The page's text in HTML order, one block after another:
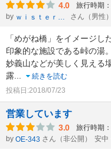
4.0 旅行時期
by
ｗｉｓｔｅｒｉａ さん（男性）
「めがね橋」をイメージし
印象的な施設である峠の湯。
妙義山などが美しく見える
露...
続きを読む
投稿日:2018/07/23
営業しています
3.0 旅行時期
by OE-343 さん（非公開） 安中